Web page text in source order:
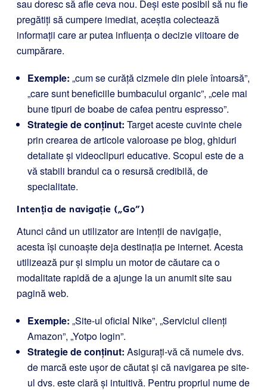
sau doresc să afle ceva nou. Deși este posibil să nu fie
pregătiți să cumpere imediat, aceștia colectează
informații care ar putea influența o decizie viitoare de
cumpărare.
Exemple: „cum se curăță cizmele din piele întoarsă”,
„care sunt beneficiile bumbacului organic”, „cele mai
bune tipuri de boabe de cafea pentru espresso”.
Strategie de conținut: Target aceste cuvinte cheie
prin crearea de articole valoroase pe blog, ghiduri
detaliate și videoclipuri educative. Scopul este de a
vă stabili brandul ca o resursă credibilă, de
specialitate.
Intenția de navigație („Go”)
Atunci când un utilizator are intenții de navigație,
acesta își cunoaște deja destinația pe internet. Acesta
utilizează pur și simplu un motor de căutare ca o
modalitate rapidă de a ajunge la un anumit site sau
pagină web.
Exemple: „Site-ul oficial Nike”, „Serviciul clienți
Amazon”, „Yotpo login”.
Strategie de conținut: Asigurați-vă că numele dvs.
de marcă este ușor de căutat și că navigarea pe site-
ul dvs. este clară și intuitivă. Pentru propriul nume de